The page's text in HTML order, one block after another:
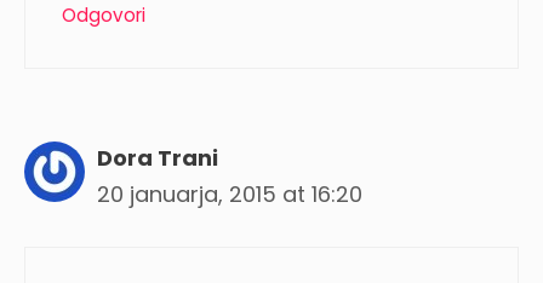
Odgovori
Dora Trani
20 januarja, 2015 at 16:20